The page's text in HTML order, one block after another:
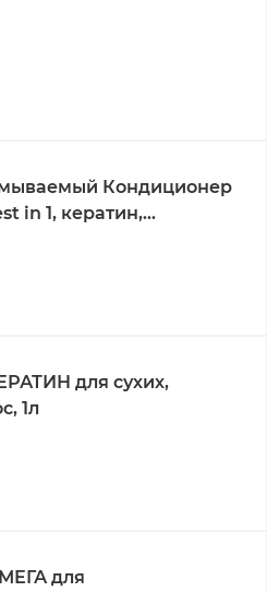
Кондиционер
in 1, кератин,
TOX BEST IN 1 LIQUID
для сухих,
1л
для